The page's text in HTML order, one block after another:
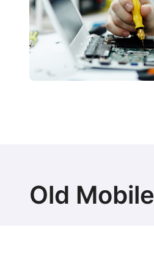
Old Mobile